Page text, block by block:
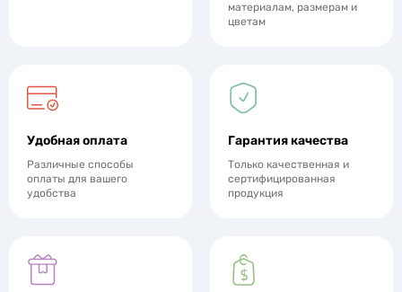
материалам, размерам и
цветам
Удобная оплата
Различные способы
оплаты для вашего
удобства
Гарантия качества
Только качественная и
сертифицированная
продукция